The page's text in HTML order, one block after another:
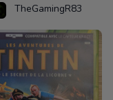
TheGamingR83